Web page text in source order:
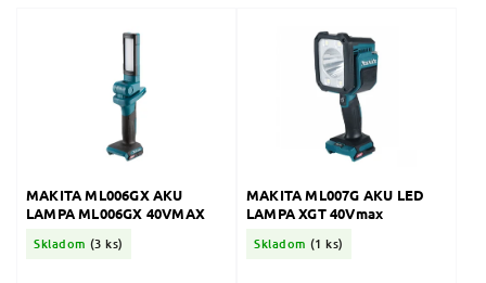
MAKITA ML006GX AKU
LAMPA ML006GX 40VMAX
Skladom (3 ks)
MAKITA ML007G AKU LED
LAMPA XGT 40Vmax
Skladom (1 ks)